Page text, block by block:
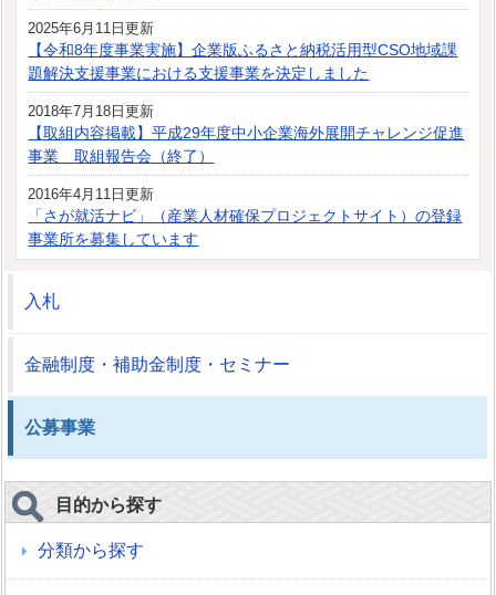
2025年6月11日更新
【令和8年度事業実施】企業版ふるさと納税活用型CSO地域課
題解決支援事業における支援事業を決定しました
2018年7月18日更新
【取組内容掲載】平成29年度中小企業海外展開チャレンジ促進
事業 取組報告会（終了）
2016年4月11日更新
「さが就活ナビ」（産業人材確保プロジェクトサイト）の登録
事業所を募集しています
入札
金融制度・補助金制度・セミナー
公募事業
目的から探す
分類から探す